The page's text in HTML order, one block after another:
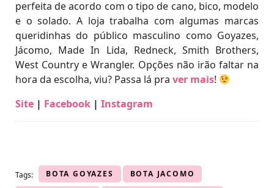
perfeita de acordo com o tipo de cano, bico, modelo
e o solado. A loja trabalha com algumas marcas
queridinhas do público masculino como Goyazes,
Jácomo, Made In Lida, Redneck, Smith Brothers,
West Country e Wrangler. Opções não irão faltar na
hora da escolha, viu? Passa lá pra ver mais!
Site | Facebook | Instagram
Tags: BOTA GOYAZES
BOTA JACOMO